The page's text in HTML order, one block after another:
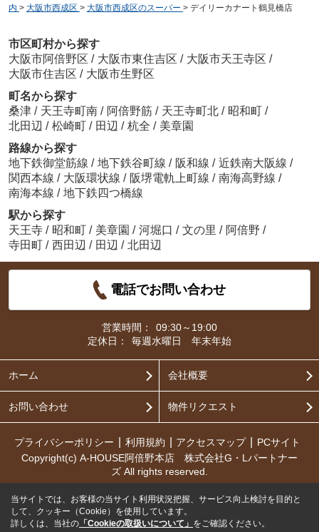
内 > 大阪市西成区 > 大阪市西成区のスーパー > デイリーカナート鶴見橋店
市区町村から探す
大阪市阿倍野区 / 大阪市東住吉区 / 大阪市天王寺区 /
大阪市住吉区 / 大阪市生野区
町名から探す
桑津 / 天王寺町南 / 阿倍野筋 / 天王寺町北 / 昭和町 /
北田辺 / 松崎町 / 田辺 / 杭全 / 美章園
路線から探す
地下鉄御堂筋線 / 地下鉄谷町線 / 阪和線 / 近鉄南大阪線 /
関西本線 / 大阪環状線 / 阪堺電軌上町線 / 南海高野線 /
南海本線 / 地下鉄四つ橋線
駅から探す
天王寺 / 昭和町 / 美章園 / 河堀口 / 文の里 / 阿倍野 /
寺田町 / 西田辺 / 田辺 / 北田辺
電話でお問い合わせ
営業時間：
09:30～19:00
定休日：
毎週水曜日 年末年始
ホーム 会社概要
お問い合わせ 物件リクエスト
プライバシーポリシー 利用規約 アクセスマップ
PCサイト
Copyright(c) A-HOUSE阿倍野本店 株式会社G・Lパートナー
ズ All rights reserved.
当サイトでは、お客様の当サイト利用状況把握、サービス向上検討を目的と
して、クッキー（Cookie）を使用しています。
詳しくは、当社の 「Cookieの取扱いについて」 をご確認ください。